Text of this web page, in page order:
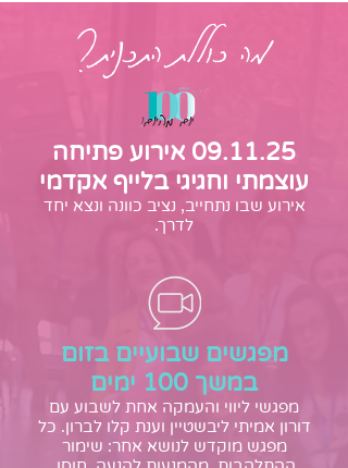
מה כוללת התכנית?
09.11.25 אירוע פתיחה
עוצמתי וחגיגי בלייף אקדמי
אירוע שבו נתחייב, נציב כוונה ונצא יחד
לדרך.
מפגשים שבועיים בזום
במשך 100 ימים
מפגשי ליווי והעמקה אחת לשבוע עם
דורון אמיתי ליבשטיין וענת קלו לברון. כל
מפגש מוקדש לנושא אחר: שימור